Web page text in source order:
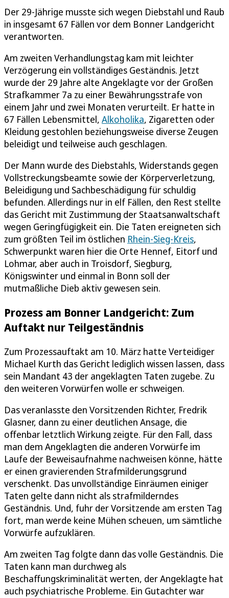
Der 29-Jährige musste sich wegen Diebstahl und Raub
in insgesamt 67 Fällen vor dem Bonner Landgericht
verantworten.
Am zweiten Verhandlungstag kam mit leichter
Verzögerung ein vollständiges Geständnis. Jetzt
wurde der 29 Jahre alte Angeklagte vor der Großen
Strafkammer 7a zu einer Bewährungsstrafe von
einem Jahr und zwei Monaten verurteilt. Er hatte in
67 Fällen Lebensmittel, Alkoholika, Zigaretten oder
Kleidung gestohlen beziehungsweise diverse Zeugen
beleidigt und teilweise auch geschlagen.
Der Mann wurde des Diebstahls, Widerstands gegen
Vollstreckungsbeamte sowie der Körperverletzung,
Beleidigung und Sachbeschädigung für schuldig
befunden. Allerdings nur in elf Fällen, den Rest stellte
das Gericht mit Zustimmung der Staatsanwaltschaft
wegen Geringfügigkeit ein. Die Taten ereigneten sich
zum größten Teil im östlichen Rhein-Sieg-Kreis,
Schwerpunkt waren hier die Orte Hennef, Eitorf und
Lohmar, aber auch in Troisdorf, Siegburg,
Königswinter und einmal in Bonn soll der
mutmaßliche Dieb aktiv gewesen sein.
Prozess am Bonner Landgericht: Zum
Auftakt nur Teilgeständnis
Zum Prozessauftakt am 10. März hatte Verteidiger
Michael Kurth das Gericht lediglich wissen lassen, dass
sein Mandant 43 der angeklagten Taten zugebe. Zu
den weiteren Vorwürfen wolle er schweigen.
Das veranlasste den Vorsitzenden Richter, Fredrik
Glasner, dann zu einer deutlichen Ansage, die
offenbar letztlich Wirkung zeigte. Für den Fall, dass
man dem Angeklagten die anderen Vorwürfe im
Laufe der Beweisaufnahme nachweisen könne, hätte
er einen gravierenden Strafmilderungsgrund
verschenkt. Das unvollständige Einräumen einiger
Taten gelte dann nicht als strafmilderndes
Geständnis. Und, fuhr der Vorsitzende am ersten Tag
fort, man werde keine Mühen scheuen, um sämtliche
Vorwürfe aufzuklären.
Am zweiten Tag folgte dann das volle Geständnis. Die
Taten kann man durchweg als
Beschaffungskriminalität werten, der Angeklagte hat
auch psychiatrische Probleme. Ein Gutachter war